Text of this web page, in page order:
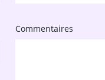
Commentaires